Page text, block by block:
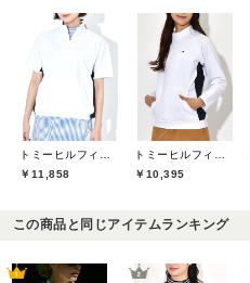
￥11,858
￥10,395
この商品と同じアイテムランキング